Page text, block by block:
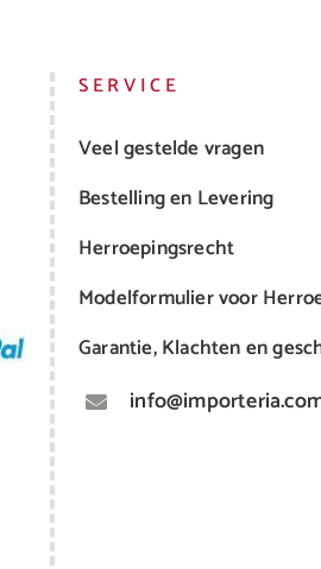
SERVICE
Veel gestelde vragen
Bestelling en Levering
Herroepingsrecht
Modelformulier voor
Garantie, Klachten en